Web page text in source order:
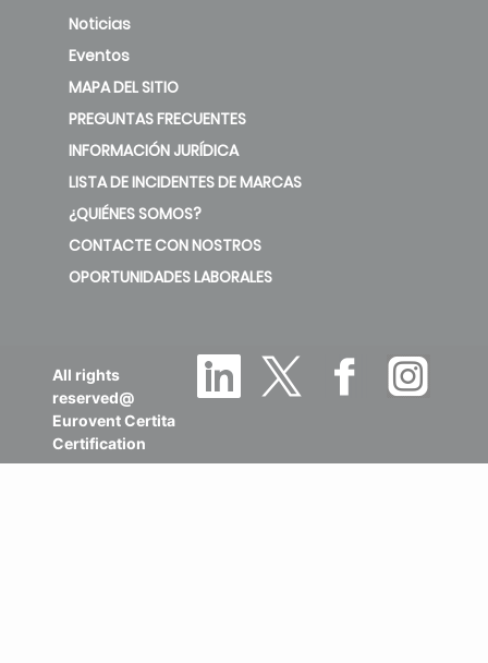
Noticias
Eventos
MAPA DEL SITIO
PREGUNTAS FRECUENTES
INFORMACIÓN JURÍDICA
LISTA DE INCIDENTES DE MARCAS
¿QUIÉNES SOMOS?
CONTACTE CON NOSTROS
OPORTUNIDADES LABORALES
All rights
reserved@
Eurovent Certita
Certification